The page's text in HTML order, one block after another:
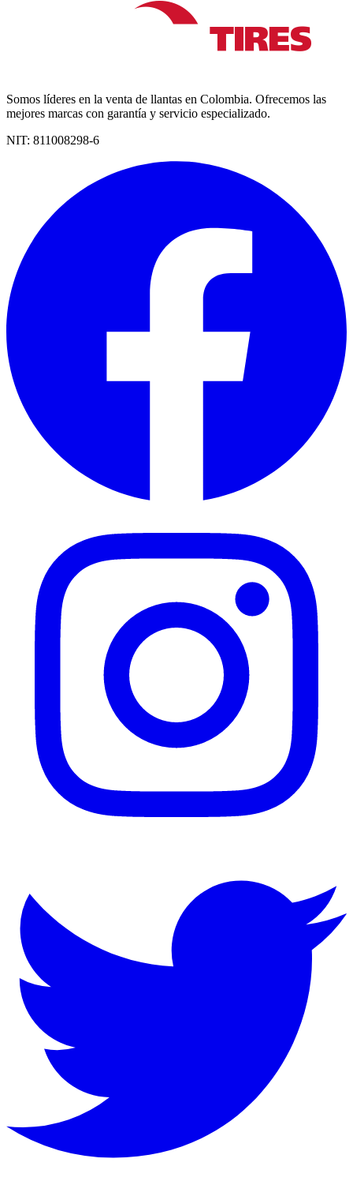
Somos líderes en la venta de llantas en Colombia. Ofrecemos las
mejores marcas con garantía y servicio especializado.
NIT: 811008298-6